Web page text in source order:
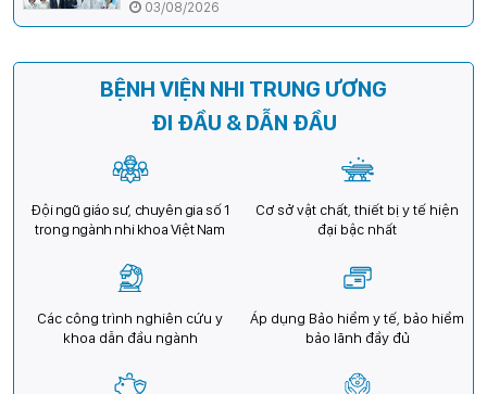
cho trẻ em Việt Nam
03/08/2026
BỆNH VIỆN NHI TRUNG ƯƠNG
ĐI ĐẦU & DẪN ĐẦU
Đội ngũ giáo sư, chuyên gia số 1
trong ngành nhi khoa Việt Nam
Cơ sở vật chất, thiết bị y tế hiện
đại bậc nhất
Các công trình nghiên cứu y
khoa dẫn đầu ngành
Áp dụng Bảo hiểm y tế, bảo hiểm
bảo lãnh đầy đủ